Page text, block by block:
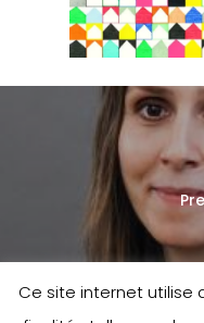
Ce site internet utilise